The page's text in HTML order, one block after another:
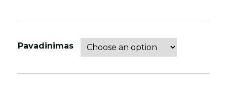
Pavadinimas